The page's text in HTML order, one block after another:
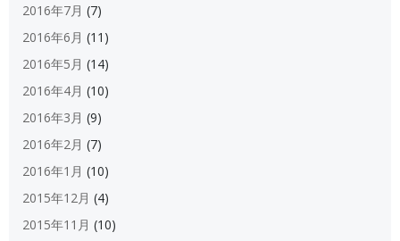
2016年7月 (7)
2016年6月 (11)
2016年5月 (14)
2016年4月 (10)
2016年3月 (9)
2016年2月 (7)
2016年1月 (10)
2015年12月 (4)
2015年11月 (10)